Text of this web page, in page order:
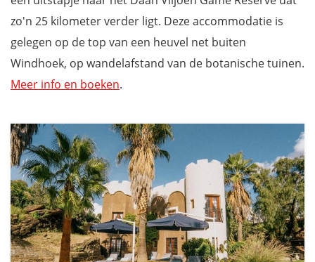
zo'n 25 kilometer verder ligt. Deze accommodatie is
gelegen op de top van een heuvel net buiten
Windhoek, op wandelafstand van de botanische tuinen.
Meer info en boeken.